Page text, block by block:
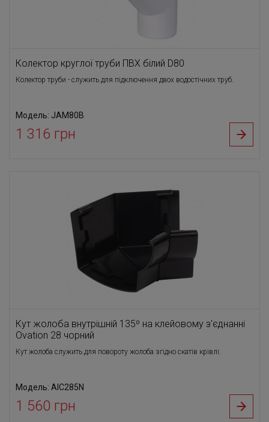
Колектор круглої труби ПВХ білий D80
Колектор труби - служить для підключення двох водостічних труб.
Модель: JAM80B
1 316 грн
Кут жолоба внутрішній 135⁰ на клейовому з'єднанні
Ovation 28 чорний
Кут жолоба служить для повороту жолоба згідно скатів крівлі.
Модель: AIC285N
1 560 грн